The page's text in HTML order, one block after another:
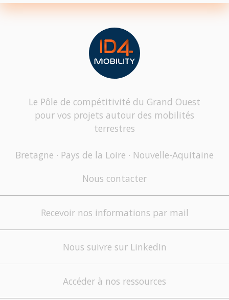
Le Pôle de compétitivité du Grand Ouest
pour vos projets autour des mobilités
terrestres
Bretagne · Pays de la Loire · Nouvelle-Aquitaine
Nous contacter
Recevoir nos informations par mail
Nous suivre sur LinkedIn
Accéder à nos ressources